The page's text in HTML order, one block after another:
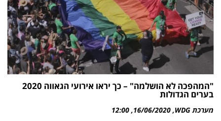
"המהפכה לא הושלמה" – כך יראו אירועי הגאווה 2020
בערים הגדולות
מערכת WDG 16/06/2020
12:00